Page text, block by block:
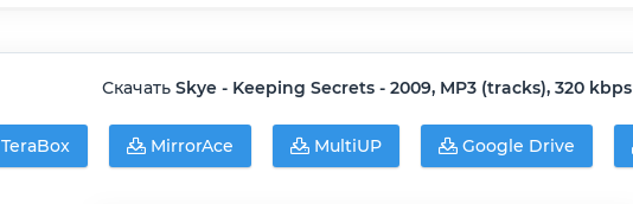
Скачать Skye - Keeping Secrets - 2009, MP3 (tracks), 320 kbps
TeraBox MirrorAce MultiUP Google Drive